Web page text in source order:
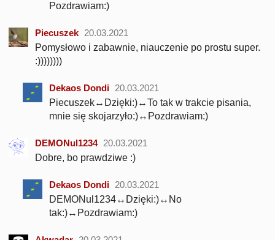
Pozdrawiam:)
Piecuszek 20.03.2021
Pomysłowo i zabawnie, niauczenie po prostu super.
:))))))))
Dekaos Dondi 20.03.2021
Piecuszek↔Dzięki:)↔To tak w trakcie pisania,
mnie się skojarzyło:)↔Pozdrawiam:)
DEMONul1234 20.03.2021
Dobre, bo prawdziwe :)
Dekaos Dondi 20.03.2021
DEMONul1234↔Dzięki:)↔No
tak:)↔Pozdrawiam:)